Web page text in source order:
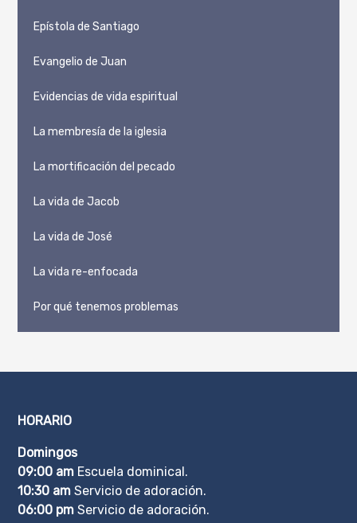
Epístola de Santiago
Evangelio de Juan
Evidencias de vida espiritual
La membresía de la iglesia
La mortificación del pecado
La vida de Jacob
La vida de José
La vida re-enfocada
Por qué tenemos problemas
HORARIO
Domingos
09:00 am Escuela dominical.
10:30 am Servicio de adoración.
06:00 pm Servicio de adoración.